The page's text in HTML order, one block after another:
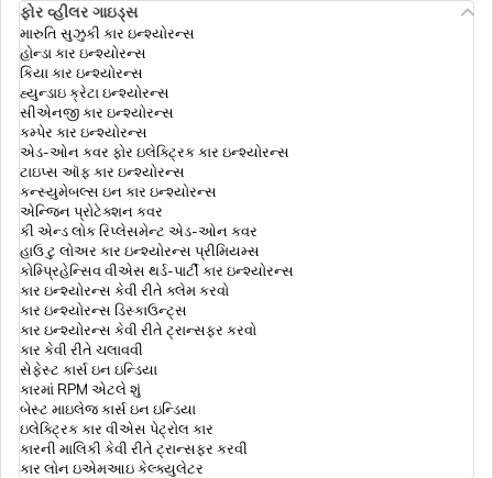
કોમ્પ્રીહેન્સીવ હેલ્થ ઈન્શ્યુરન્સ
યોગ્ય સમ ઈન્સુરેડ કેવી રીતે પસંદ કરવી
હેલ્થ ઇન્સ્યોરન્સ પ્રીમિયમ કેલ્ક્યુલેટર
ઇનપેશન્ટ vs આઉટપેશન્ટ
રેટોરિમેન્ટ લોકો માટે હેલ્થ ઇન્સ્યોરન્સના
લોન્ગ ટર્મ હેલ્થ ઈન્શ્યુરન્સ
ફોર વ્હીલર ગાઇડ્સ
મારુતિ સુઝુકી કાર ઇન્શ્યોરન્સ
હોન્ડા કાર ઇન્શ્યોરન્સ
કિયા કાર ઇન્શ્યોરન્સ
હ્યુન્ડાઇ ક્રેટા ઇન્શ્યોરન્સ
સીએનજી કાર ઇન્શ્યોરન્સ
કમ્પેર કાર ઇન્શ્યોરન્સ
એડ-ઓન કવર ફોર ઇલેક્ટ્રિક કાર ઇન્શ્યોરન્સ
ટાઇપ્સ ઑફ કાર ઇન્શ્યોરન્સ
કન્સ્યુમેબલ્સ ઇન કાર ઇન્શ્યોરન્સ
એન્જિન પ્રોટેક્શન કવર
કી એન્ડ લોક રિપ્લેસમેન્ટ એડ-ઓન કવર
હાઉ ટુ લોઅર કાર ઇન્શ્યોરન્સ પ્રીમિયમ્સ
કોમ્પ્રિહેન્સિવ વીએસ થર્ડ-પાર્ટી કાર ઇન્શ્યોરન્સ
કાર ઇન્શ્યોરન્સ કેવી રીતે ક્લેમ કરવો
કાર ઇન્શ્યોરન્સ ડિસ્કાઉન્ટ્સ
કાર ઇન્શ્યોરન્સ કેવી રીતે ટ્રાન્સફર કરવો
કાર કેવી રીતે ચલાવવી
સેફેસ્ટ કાર્સ ઇન ઇન્ડિયા
કારમાં RPM એટલે શું
બેસ્ટ માઇલેજ કાર્સ ઇન ઇન્ડિયા
ઇલેક્ટ્રિક કાર વીએસ પેટ્રોલ કાર
કારની માલિકી કેવી રીતે ટ્રાન્સફર કરવી
કાર લોન ઇએમઆઇ કેલ્ક્યુલેટર